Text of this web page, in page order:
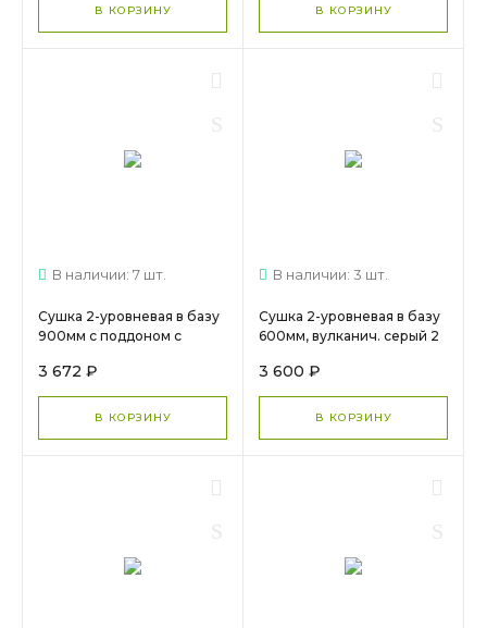
В КОРЗИНУ В КОРЗИНУ
В наличии: 7 шт.
Сушка 2-уровневая в базу
900мм с поддоном с
Черная(LOFT) 13.09.05.4.0.1
МС 732
3 672 ₽
В КОРЗИНУ
В наличии: 3 шт.
Сушка 2-уровневая в базу
600мм, вулканич. серый 2
Evolution МС 1136
3 600 ₽
В КОРЗИНУ